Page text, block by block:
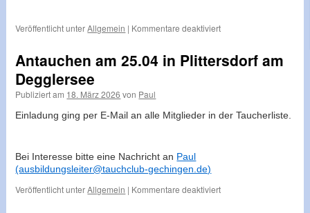
Veröffentlicht unter Allgemein | Kommentare deaktiviertfür
am
Antauchen am 25.04 in Plittersdorf am
Degglersee
Publiziert am 18. März 2026 von Paul
Einladung ging per E-Mail an alle Mitglieder in der Taucherliste.
Bei Interesse bitte eine Nachricht an Paul
(ausbildungsleiter@tauchclub-gechingen.de)
Veröffentlicht unter Allgemein | Kommentare deaktiviertfür